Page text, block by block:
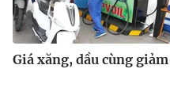
Giá xăng, dầu cùng giảm